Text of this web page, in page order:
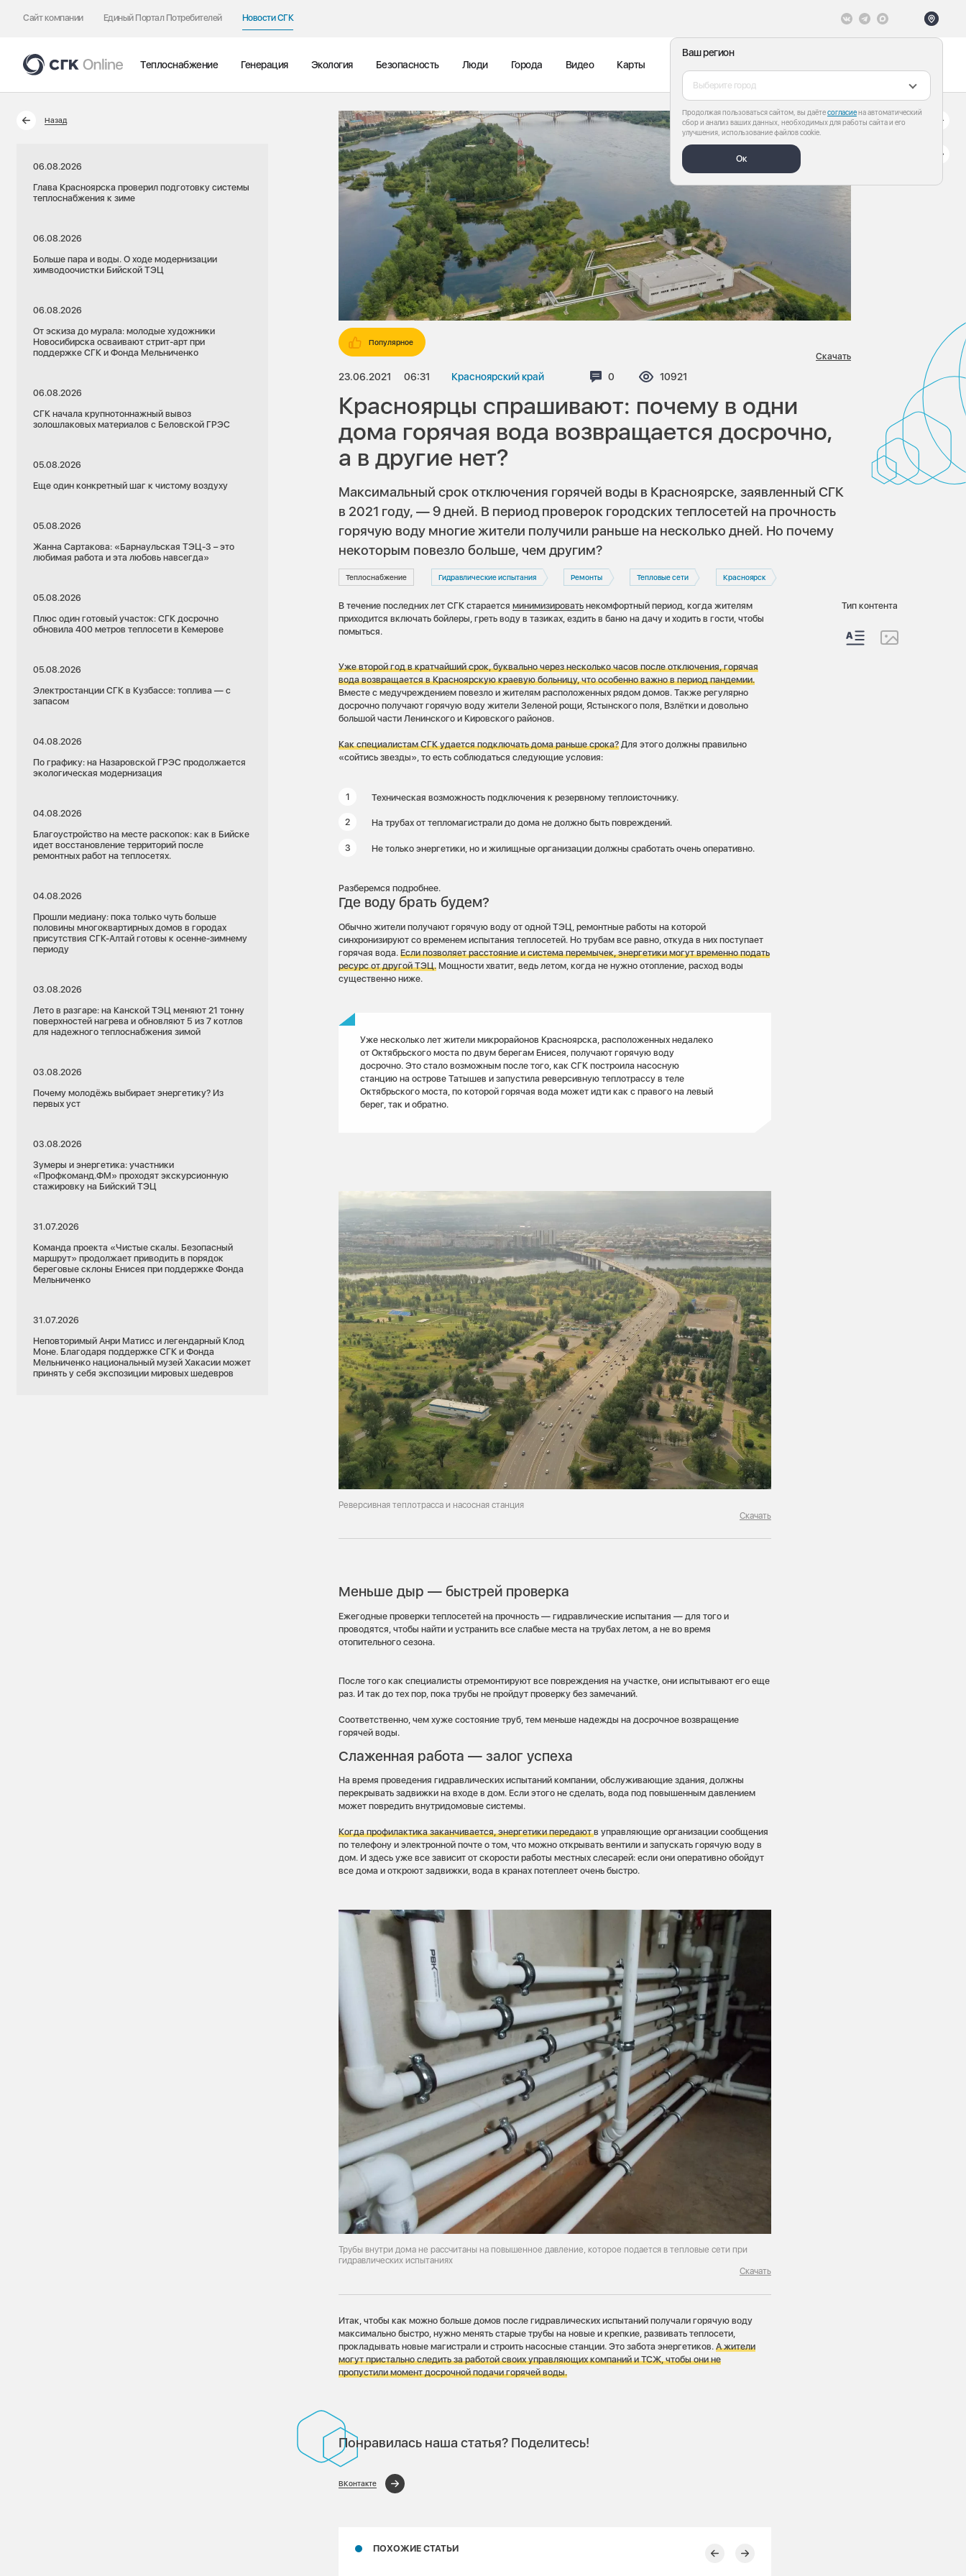
Сайт компании Единый Портал Потребителей Новости СГК
Ваш регион
Выберите город
Продолжая пользоваться сайтом, вы даётесогласиена автоматический
сбор и анализ ваших данных, необходимых для работы сайта и его
улучшения, использование файлов cookie.
Ок
Теплоснабжение Генерация Экология Безопасность Люди Города Видео Карты
Назад
06.08.2026
Глава Красноярска проверил подготовку системы
теплоснабжения к зиме
06.08.2026
Больше пара и воды. О ходе модернизации
химводоочистки Бийской ТЭЦ
06.08.2026
От эскиза до мурала: молодые художники
Новосибирска осваивают стрит-арт при
поддержке СГК и Фонда Мельниченко
06.08.2026
СГК начала крупнотоннажный вывоз
золошлаковых материалов с Беловской ГРЭС
05.08.2026
Еще один конкретный шаг к чистому воздуху
05.08.2026
Жанна Сартакова: «Барнаульская ТЭЦ-3 – это
любимая работа и эта любовь навсегда»
05.08.2026
Плюс один готовый участок: СГК досрочно
обновила 400 метров теплосети в Кемерове
05.08.2026
Электростанции СГК в Кузбассе: топлива — с
запасом
04.08.2026
По графику: на Назаровской ГРЭС продолжается
экологическая модернизация
04.08.2026
Благоустройство на месте раскопок: как в Бийске
идет восстановление территорий после
ремонтных работ на теплосетях.
04.08.2026
Прошли медиану: пока только чуть больше
половины многоквартирных домов в городах
присутствия СГК-Алтай готовы к осенне-зимнему
периоду
03.08.2026
Лето в разгаре: на Канской ТЭЦ меняют 21 тонну
поверхностей нагрева и обновляют 5 из 7 котлов
для надежного теплоснабжения зимой
03.08.2026
Почему молодёжь выбирает энергетику? Из
первых уст
03.08.2026
Зумеры и энергетика: участники
«Профкоманд.ФМ» проходят экскурсионную
стажировку на Бийский ТЭЦ
31.07.2026
Команда проекта «Чистые скалы. Безопасный
маршрут» продолжает приводить в порядок
береговые склоны Енисея при поддержке Фонда
Мельниченко
31.07.2026
Неповторимый Анри Матисс и легендарный Клод
Моне. Благодаря поддержке СГК и Фонда
Мельниченко национальный музей Хакасии может
принять у себя экспозиции мировых шедевров
Популярное
23.06.2021 06:31 Красноярский край Комментариев:
0 Просмотров:
10921
Скачать
Красноярцы спрашивают: почему в одни
дома горячая вода возвращается досрочно,
а в другие нет?
Максимальный срок отключения горячей воды в Красноярске, заявленный СГК
в 2021 году, — 9 дней. В период проверок городских теплосетей на прочность
горячую воду многие жители получили раньше на несколько дней. Но почему
некоторым повезло больше, чем другим?
Теплоснабжение Гидравлические испытания Ремонты Тепловые сети Красноярск
В течение последних лет СГК стараетсяминимизировать некомфортный период, когда жителям
приходится включать бойлеры, греть воду в тазиках, ездить в баню на дачу и ходить в гости, чтобы
помыться.
Уже второй год в кратчайший срок, буквально через несколько часов после отключения, горячая
вода возвращается вКрасноярскуюкраевуюбольницу, что особенно важно в период пандемии.
Вместе с медучреждением повезло и жителям расположенных рядом домов. Также регулярно
досрочно получают горячую воду жители Зеленой рощи, Ястынского поля, Взлётки и довольно
большой части Ленинского и Кировского районов.
Как специалистам СГК удается подключать дома раньше срока? Для этого должны правильно
«сойтись звезды», то есть соблюдаться следующие условия:
Техническая возможность подключения к резервному теплоисточнику.
На трубах от тепломагистрали до дома не должно быть повреждений.
Не только энергетики, но и жилищные организации должны сработать очень оперативно.
Разберемся подробнее.
Где воду брать будем?
Обычно жители получают горячую воду от одной ТЭЦ, ремонтные работы на которой
синхронизируют со временем испытания теплосетей. Но трубам все равно, откуда в них поступает
горячая вода.Если позволяет расстояние и система перемычек, энергетики могут временно подать
ресурс от другой ТЭЦ. Мощности хватит, ведь летом, когда не нужно отопление, расход воды
существенно ниже.
Уже несколько лет жители микрорайонов Красноярска, расположенных недалеко
от Октябрьского моста по двум берегам Енисея, получают горячую воду
досрочно. Это стало возможным после того, как СГК построила насосную
станцию на острове Татышев и запустила реверсивную теплотрассу в теле
Октябрьского моста, по которой горячая вода может идти как с правого на левый
берег, так и обратно.
Реверсивная теплотрасса и насосная станция
Скачать
Меньше дыр — быстрей проверка
Ежегодные проверки теплосетей на прочность — гидравлические испытания — для того и
проводятся, чтобы найти и устранить все слабые места на трубах летом, а не во время
отопительного сезона.
После того как специалисты отремонтируют все повреждения на участке, они испытывают его еще
раз. И так до тех пор, пока трубы не пройдут проверку без замечаний.
Соответственно, чем хуже состояние труб, тем меньше надежды на досрочное возвращение
горячей воды.
Слаженная работа — залог успеха
На время проведения гидравлических испытаний компании, обслуживающие здания, должны
перекрывать задвижки на входе в дом. Если этого не сделать, вода под повышенным давлением
может повредить внутридомовые системы.
Когда профилактика заканчивается, энергетики передаютв управляющие организации сообщения
по телефону и электронной почте о том, что можно открывать вентили и запускать горячую воду в
дом. И здесь уже все зависит от скорости работы местных слесарей: если они оперативно обойдут
все дома и откроют задвижки, вода в кранах потеплеет очень быстро.
Трубы внутри дома не рассчитаны на повышенное давление, которое подается в тепловые сети при
гидравлических испытаниях
Скачать
Итак, чтобы как можно больше домов после гидравлических испытаний получали горячую воду
максимально быстро, нужно менять старые трубы на новые и крепкие, развивать теплосети,
прокладывать новые магистрали и строить насосные станции. Это забота энергетиков.А жители
могут пристально следить за работой своих управляющих компаний и ТСЖ, чтобы они не
пропустили момент досрочной подачи горячей воды.
Понравилась наша статья? Поделитесь!
ВКонтакте
ПОХОЖИЕ СТАТЬИ
Тип контента